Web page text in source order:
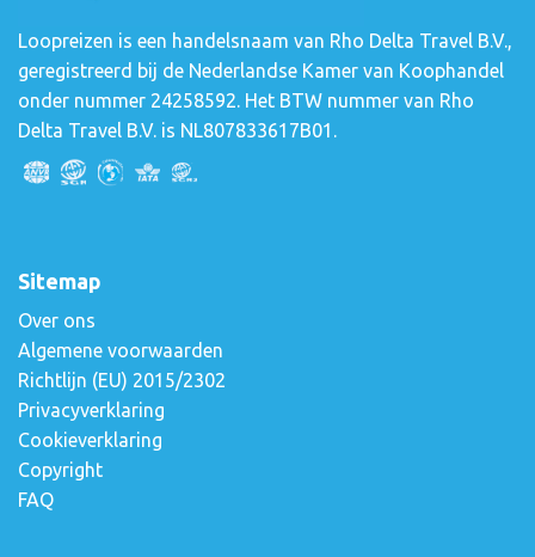
Loopreizen is een handelsnaam van Rho Delta Travel B.V.,
geregistreerd bij de Nederlandse Kamer van Koophandel
onder nummer 24258592. Het BTW nummer van Rho
Delta Travel B.V. is NL807833617B01.
Sitemap
Over ons
Algemene voorwaarden
Richtlijn (EU) 2015/2302
Privacyverklaring
Cookieverklaring
Copyright
FAQ